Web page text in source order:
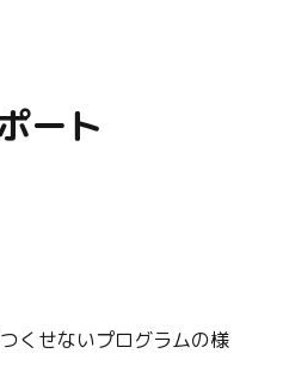
ート
くせないプログラムの様